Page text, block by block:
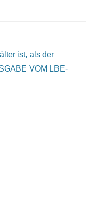
ist, als der
VOM LBE-